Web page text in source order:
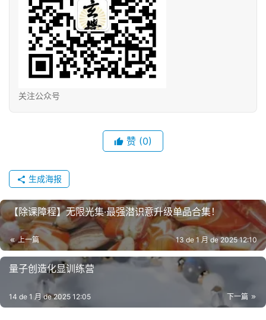
关注公众号
赞 (0)
生成海报
【除课障‬程】无限光集·最强潜识意‬升级单品合集！
上一篇 13 de 1 月 de 2025 12:10
量子创造化显‬训练营
下一篇
14 de 1 月 de 2025 12:05